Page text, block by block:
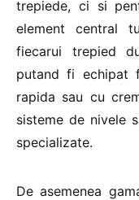
trepiede, ci si
element central
fiecarui trepied
putand fi echipat
rapida sau cu
sisteme de nivele
specializate.
De asemenea